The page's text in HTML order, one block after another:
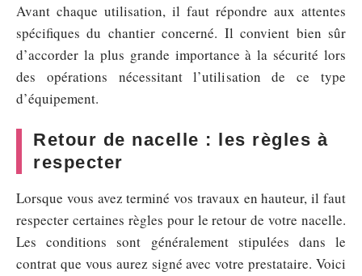
Avant chaque utilisation, il faut répondre aux attentes
spécifiques du chantier concerné. Il convient bien sûr
d’accorder la plus grande importance à la sécurité lors
des opérations nécessitant l’utilisation de ce type
d’équipement.
Retour de nacelle : les règles à
respecter
Lorsque vous avez terminé vos travaux en hauteur, il faut
respecter certaines règles pour le retour de votre nacelle.
Les conditions sont généralement stipulées dans le
contrat que vous aurez signé avec votre prestataire. Voici